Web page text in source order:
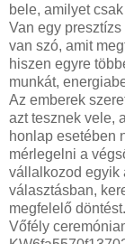
bele, amilyet
Van egy
van szó, amit
hiszen egyre
munkát,
Az emberek
azt tesznek vele,
honlap esetében
mérlegelni a
vállalkozod egyik
választásban,
megfelelő döntést.
Vőfély